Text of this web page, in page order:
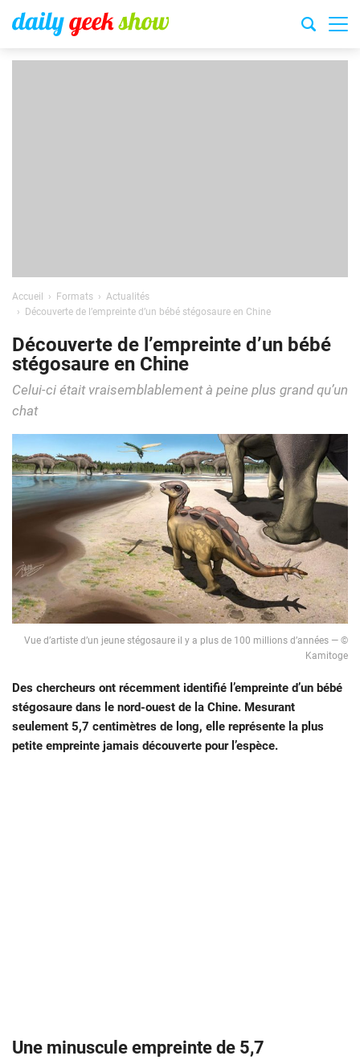
Accueil Formats
Actualités
Découverte de l’empreinte d’un bébé stégosaure en Chine
Découverte de l’empreinte d’un bébé
stégosaure en Chine
Celui-ci était vraisemblablement à peine plus grand qu’un
chat
Vue d’artiste d’un jeune stégosaure il y a plus de 100 millions d’années — ©
Kamitoge
Des chercheurs ont récemment identifié l’empreinte d’un bébé
stégosaure dans le nord-ouest de la Chine. Mesurant
seulement 5,7 centimètres de long, elle représente la plus
petite empreinte jamais découverte pour l’espèce.
Une minuscule empreinte de 5,7